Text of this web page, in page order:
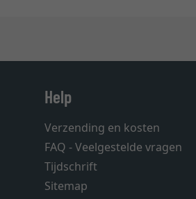
Help
Verzending en kosten
FAQ - Veelgestelde vragen
Tijdschrift
Sitemap